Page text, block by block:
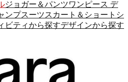
ジョガー＆パンツワンピース デ
ンプスーツスカート＆ショート シ
ビティから探すデザインから探す